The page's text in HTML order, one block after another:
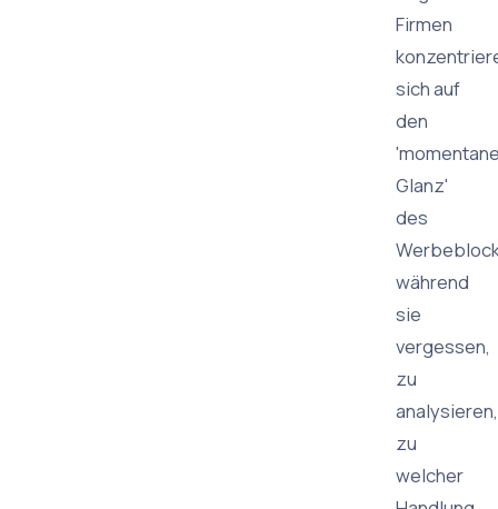
Firmen
sich auf
den
Glanz'
des
während
sie
vergessen,
zu
analysieren,
zu
welcher